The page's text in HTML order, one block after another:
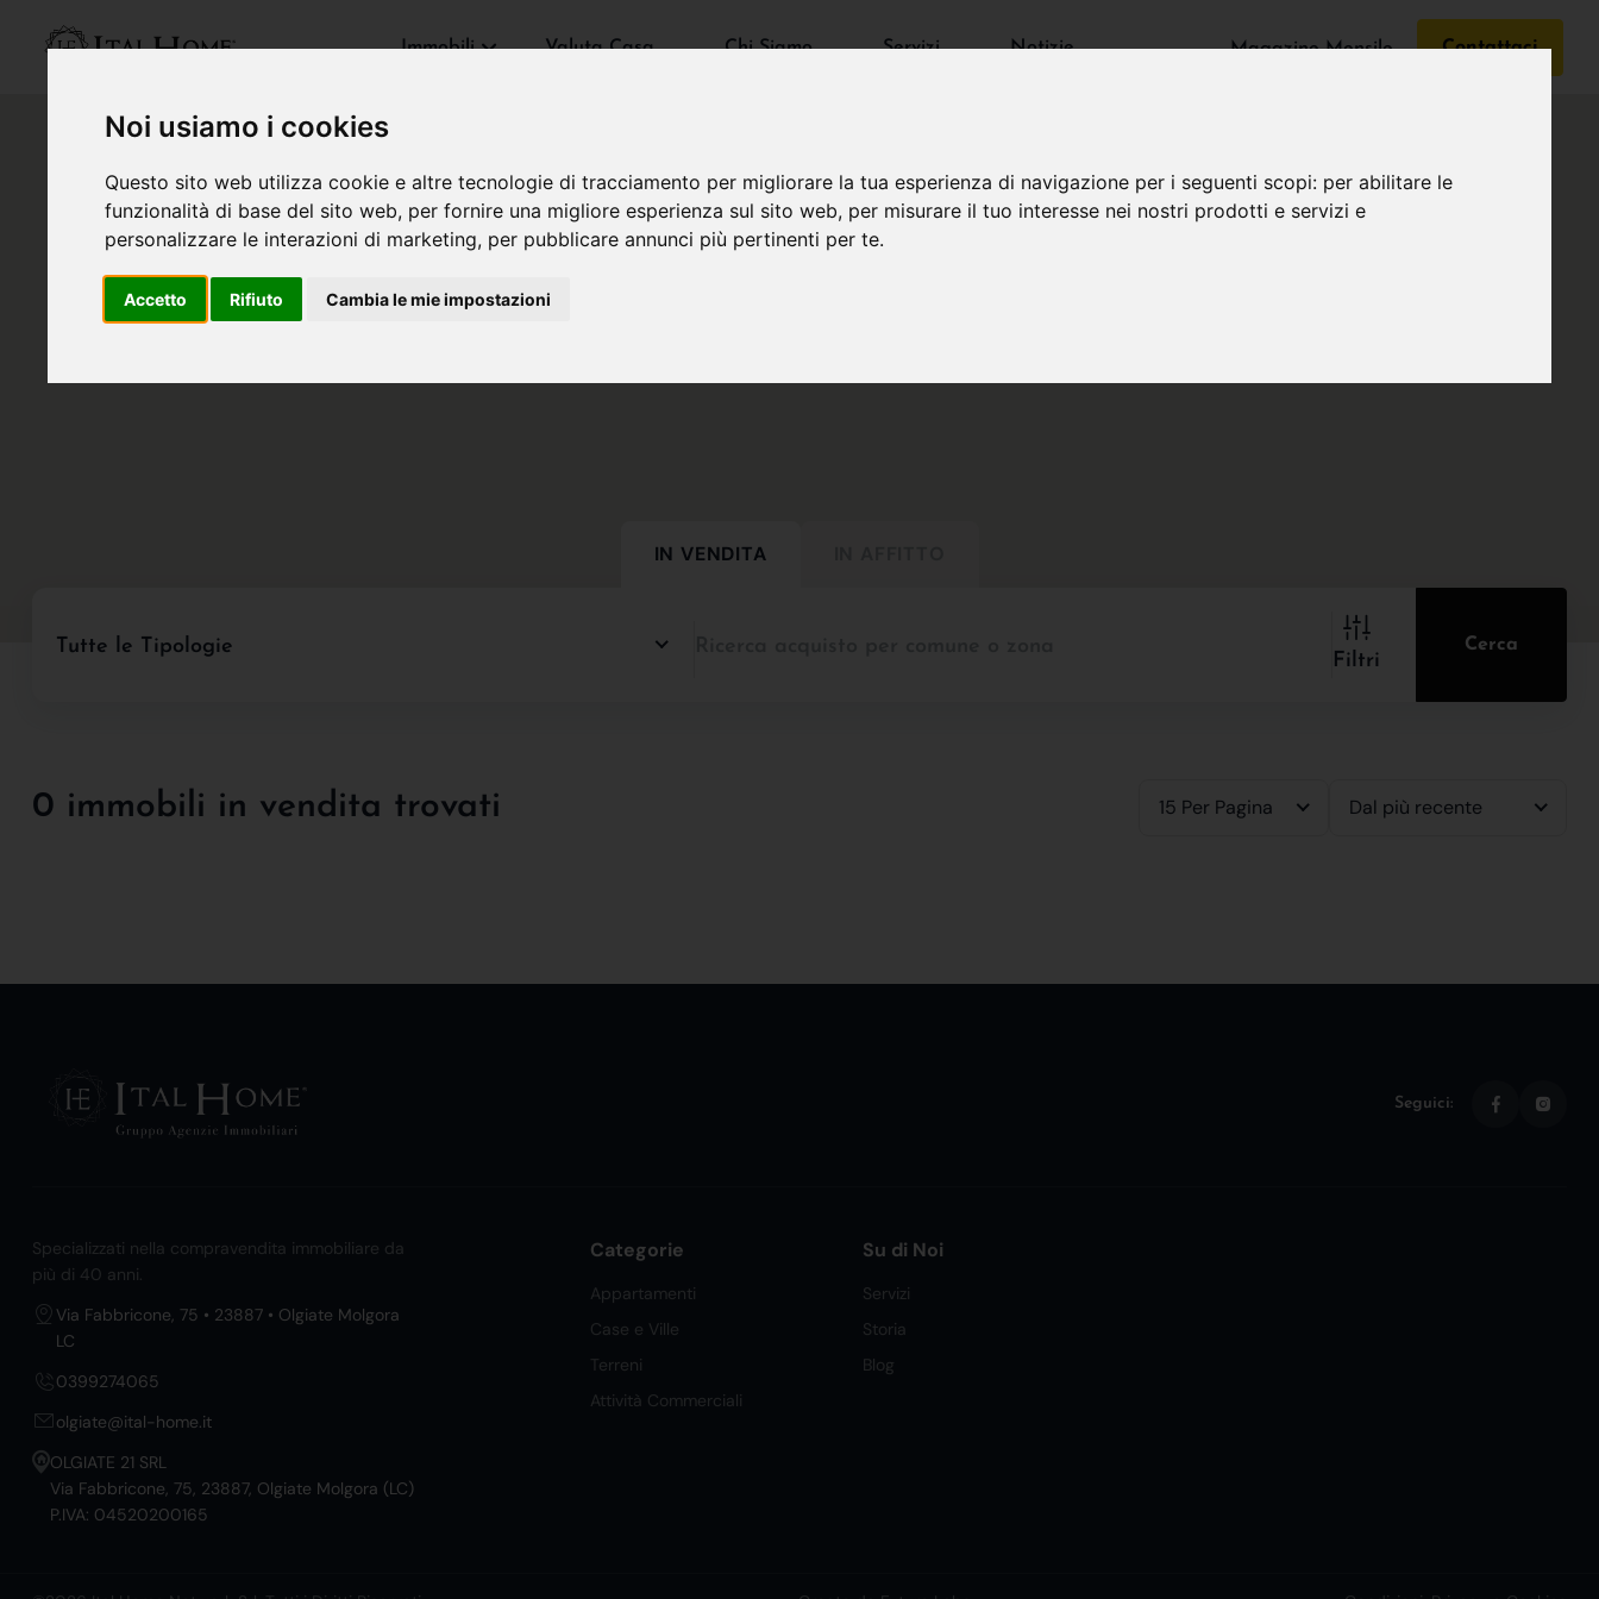
Noi usiamo i cookies
Questo sito web utilizza cookie e altre tecnologie di tracciamento per migliorare la tua esperienza di navigazione per i seguenti scopi: per abilitare le
funzionalità di base del sito web, per fornire una migliore esperienza sul sito web, per misurare il tuo interesse nei nostri prodotti e servizi e
personalizzare le interazioni di marketing, per pubblicare annunci più pertinenti per te.
Accetto Rifiuto Cambia le mie impostazioni
Immobili Valuta Casa Chi Siamo Servizi Notizie Magazine Mensile Contattaci
IN VENDITA
Tutte le Tipologie
Filtri
Cerca
0 immobili in vendita trovati 15 Per Pagina Dal più recente
Seguici:
Specializzati nella compravendita immobiliare da
più di 40 anni.
Via Fabbricone, 75 • 23887 • Olgiate Molgora
LC
0399274065
olgiate@ital-home.it
OLGIATE 21 SRL
Via Fabbricone, 75, 23887, Olgiate Molgora (LC)
P.IVA: 04520200165
Categorie
Appartamenti
Case e Ville
Terreni
Attività Commerciali
Su di Noi
Servizi
Storia
Blog